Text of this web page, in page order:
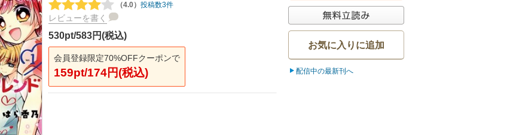
（4.0） 投稿数3件
レビューを書く
530pt/583円(税込)
会員登録限定70%OFFクーポンで
159pt/174円(税込)
お気に入りに追加
配信中の最新刊へ